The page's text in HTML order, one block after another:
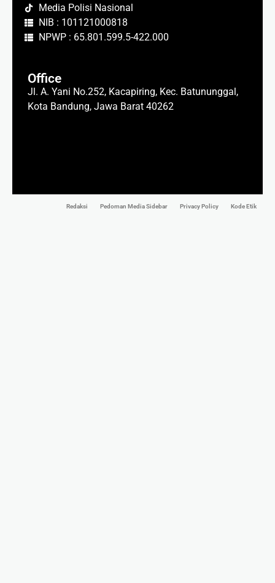
Media Polisi Nasional
NIB : 101121000818
NPWP : 65.801.599.5-422.000
Office
Jl. A. Yani No.252, Kacapiring, Kec. Batununggal,
Kota Bandung, Jawa Barat 40262
Redaksi Pedoman Media Sidebar Privacy Policy Kode Etik